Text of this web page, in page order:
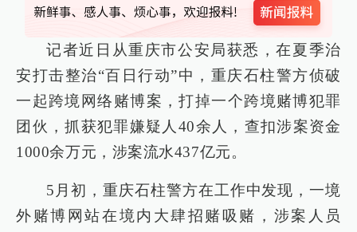
记者近日从重庆市公安局获悉，在夏季治
安打击整治“百日行动”中，重庆石柱警方侦破
一起跨境网络赌博案，打掉一个跨境赌博犯罪
团伙，抓获犯罪嫌疑人40余人，查扣涉案资金
1000余万元，涉案流水437亿元。
5月初，重庆石柱警方在工作中发现，一境
外赌博网站在境内大肆招赌吸赌，涉案人员